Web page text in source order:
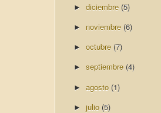
► diciembre (5)
► noviembre (6)
► octubre (7)
► septiembre (4)
► agosto (1)
► julio (5)